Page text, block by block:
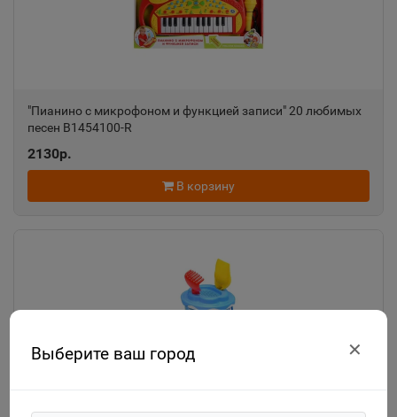
Выберите ваш город ✕
"Пианино с микрофоном и функцией записи" 20 любимых
песен B1454100-R
2130р.
В корзину
"Смурфики-2" набор №3: ведро с наклейкой, ситечко